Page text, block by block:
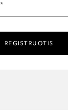
*
REGISTRUOTIS